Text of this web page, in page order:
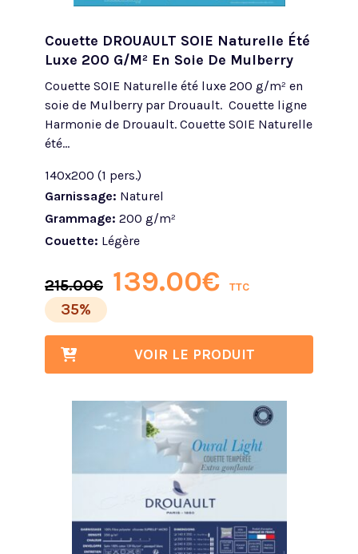
Couette DROUAULT SOIE Naturelle Été
Luxe 200 G/m² En Soie De Mulberry
Couette SOIE Naturelle été luxe 200 g/m² en
soie de Mulberry par Drouault. Couette ligne
Harmonie de Drouault. Couette SOIE Naturelle
été...
140x200 (1 pers.)
Garnissage: Naturel
Grammage: 200 g/m²
Couette: Légère
215.00€ 139.00€ TTC
35%
VOIR LE PRODUIT